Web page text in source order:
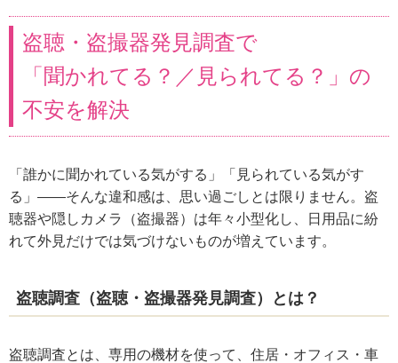
盗聴・盗撮器発見調査で
「聞かれてる？／見られてる？」の
不安を解決
「誰かに聞かれている気がする」「見られている気がす
る」——そんな違和感は、思い過ごしとは限りません。盗
聴器や隠しカメラ（盗撮器）は年々小型化し、日用品に紛
れて外見だけでは気づけないものが増えています。
盗聴調査（盗聴・盗撮器発見調査）とは？
盗聴調査とは、専用の機材を使って、住居・オフィス・車